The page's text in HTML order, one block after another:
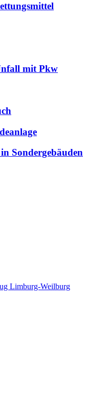
mit Pkw
Sondergebäuden
Limburg-Weilburg